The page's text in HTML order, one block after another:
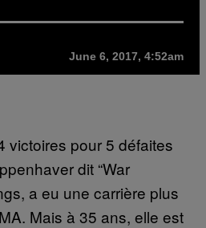
June 6, 2017, 4:52am
victoires pour 5 défaites
dit “War
a eu une carrière plus
Mais à 35 ans, elle est